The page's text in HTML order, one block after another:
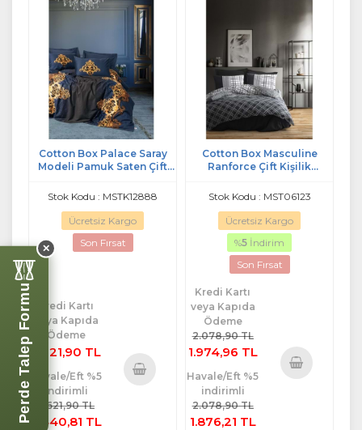
Cotton Box Palace Saray
Modeli Pamuk Saten Çift
Tutsu Lacivert (4 Yastıklı)
Stok Kodu : MSTK12888
Ücretsiz Kargo
Son Fırsat
Kredi Kartı
veya Kapıda
Ödeme
3.621,90 TL
Havale/Eft %5
indirimli
3.621,90 TL
3.440,81 TL
Cotton Box Masculine
Ranforce Çift Kişilik
Stok Kodu : MST06123
Ücretsiz Kargo
%5 İndirim
Son Fırsat
Kredi Kartı
veya Kapıda
Ödeme
2.078,90 TL
1.974,96 TL
Havale/Eft %5
indirimli
2.078,90 TL
1.876,21 TL
Perde Talep Formu
✕